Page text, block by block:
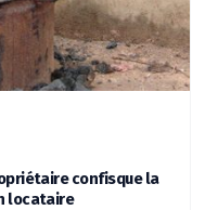
confisque la
locataire